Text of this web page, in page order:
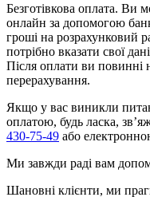
Безготівкова оплата. Ви
онлайн за допомогою
гроші на розрахунковий
потрібно вказати свої
Після оплати ви повинні
перерахування.
Якщо у вас виникли
оплатою, будь ласка,
430-75-49 або
Ми завжди раді вам
Шановні клієнти, ми